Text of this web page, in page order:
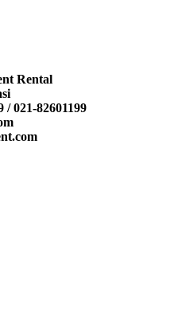
Rental
/ 021-82601199